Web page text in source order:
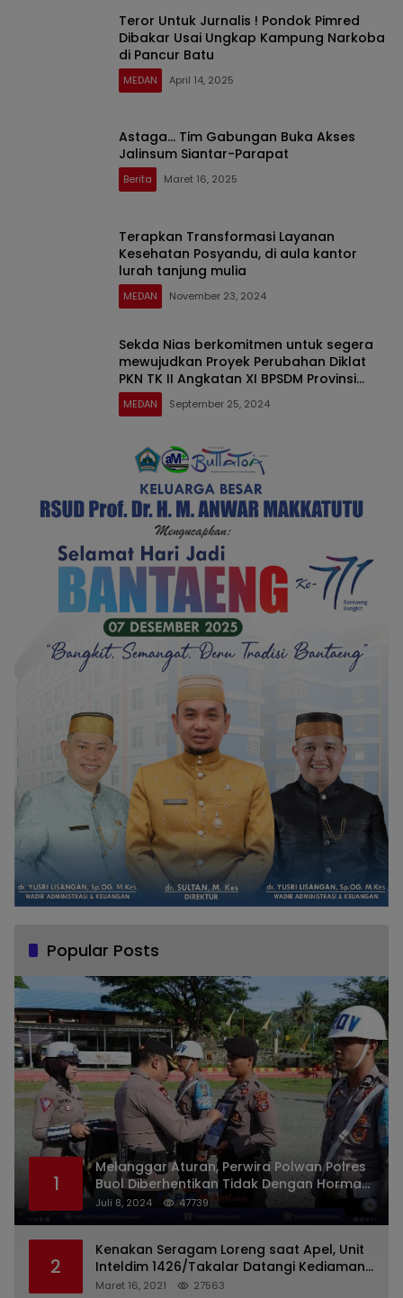
Teror Untuk Jurnalis ! Pondok Pimred
Dibakar Usai Ungkap Kampung Narkoba
di Pancur Batu
MEDAN April 14, 2025
Astaga… Tim Gabungan Buka Akses
Jalinsum Siantar-Parapat
Berita Maret 16, 2025
Terapkan Transformasi Layanan
Kesehatan Posyandu, di aula kantor
lurah tanjung mulia
MEDAN November 23, 2024
Sekda Nias berkomitmen untuk segera
mewujudkan Proyek Perubahan Diklat
PKN TK II Angkatan XI BPSDM Provinsi
Sumatera Utara dalam Jangka
Menengah maupun Jangka Panjang
MEDAN September 25, 2024
Popular Posts
1
Melanggar Aturan, Perwira Polwan Polres
Buol Diberhentikan Tidak Dengan Hormat
Dari Dinas Kepolisian
Juli 8, 2024 47739
2
Kenakan Seragam Loreng saat Apel, Unit
Inteldim 1426/Takalar Datangi Kediaman
Kasatpol PP
Maret 16, 2021 27563